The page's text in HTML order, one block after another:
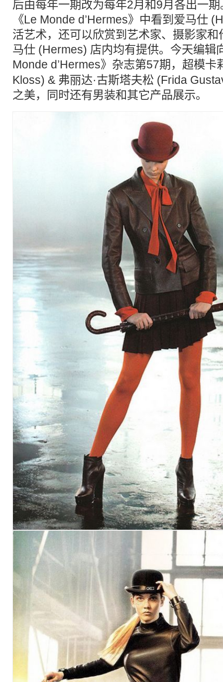
后由每年一期改为每年2月和9月各出一
《Le Monde d’Hermes》中看到爱马仕
活艺术，还可以欣赏到艺术家、摄影家
马仕 (Hermes) 店内均有提供。今天编辑
Monde d’Hermes》 杂志第57期，超模卡
Kloss) & 弗丽达·古斯塔夫松 (Frida
之美，同时还有男装和其它产品展示。